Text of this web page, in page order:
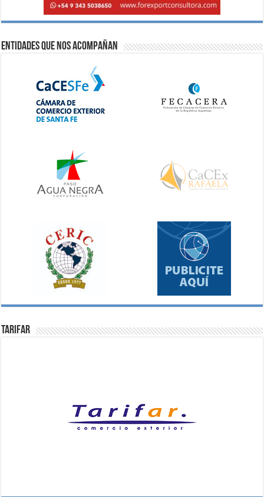
Entidades que nos acompañan
Tarifar